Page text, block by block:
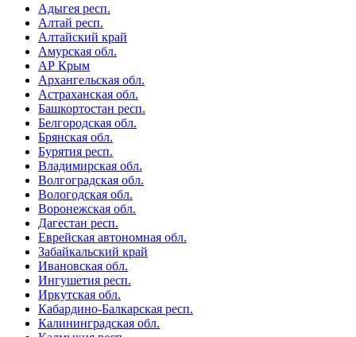
Адыгея респ.
Алтай респ.
Алтайский край
Амурская обл.
АР Крым
Архангельская обл.
Астраханская обл.
Башкортостан респ.
Белгородская обл.
Брянская обл.
Бурятия респ.
Владимирская обл.
Волгоградская обл.
Вологодская обл.
Воронежская обл.
Дагестан респ.
Еврейская автономная обл.
Забайкальский край
Ивановская обл.
Ингушетия респ.
Иркутская обл.
Кабардино-Балкарская респ.
Калининградская обл.